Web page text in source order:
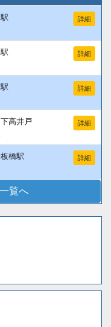
詳細
詳細
詳細
高井戸
詳細
橋駅 詳細
覧へ